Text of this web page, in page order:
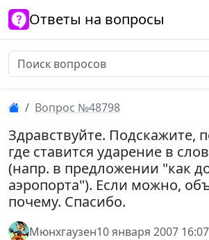
Ответы на вопросы
Вопрос №48798
Здравствуйте. Подскажите,
где ставится ударение в
(напр. в предложении "как
аэропорта"). Если можно,
почему. Спасибо.
Мюнхгаузен10 января 2007 16:07